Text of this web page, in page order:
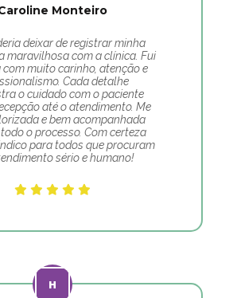
Monteiro
deixar de registrar minha
maravilhosa com a clínica. Fui
muito carinho, atenção e
Cada detalhe
o cuidado com o paciente
até o atendimento. Me
e bem acompanhada
o processo. Com certeza
para todos que procuram
sério e humano!